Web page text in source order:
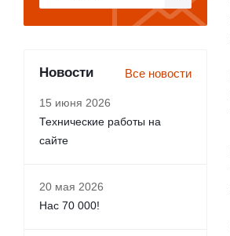
Новости Все новости
15 июня 2026
Технические работы на
сайте
20 мая 2026
Нас 70 000!